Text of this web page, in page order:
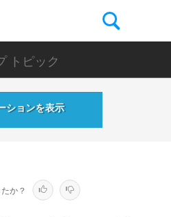
トピック
ションを表示
か？